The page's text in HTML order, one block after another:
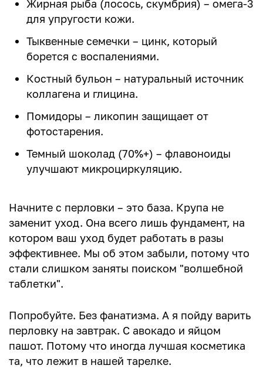
Жирная рыба (лосось, скумбрия) – омега-3
для упругости кожи.
Тыквенные семечки – цинк, который
борется с воспалениями.
Костный бульон – натуральный источник
коллагена и глицина.
Помидоры – ликопин защищает от
фотостарения.
Темный шоколад (70%+) – флавоноиды
улучшают микроциркуляцию.
Начните с перловки – это база. Крупа не
заменит уход. Она всего лишь фундамент, на
котором ваш уход будет работать в разы
эффективнее. Мы об этом забыли, потому что
стали слишком заняты поиском "волшебной
таблетки".
Попробуйте. Без фанатизма. А я пойду варить
перловку на завтрак. С авокадо и яйцом
пашот. Потому что иногда лучшая косметика
та, что лежит в нашей тарелке.